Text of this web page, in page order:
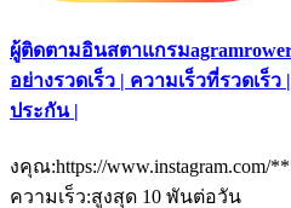
ผู้ติดตามอินสตาแกรม
อย่างรวดเร็ว | ความเร็วที่รวดเร็
ประกัน |
งคุณ:https://www.instagram.com/
ความเร็ว:สูงสุด 10 พันต่อวัน